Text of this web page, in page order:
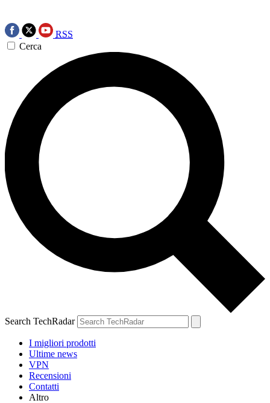
RSS
Cerca
Search TechRadar
I migliori prodotti
Ultime news
VPN
Recensioni
Contatti
Altro